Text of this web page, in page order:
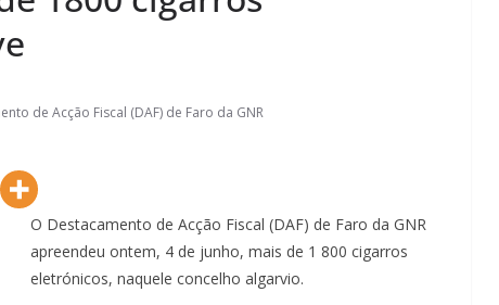
de Acção Fiscal (DAF) de Faro da GNR
O Destacamento de Acção Fiscal (DAF) de Faro da GNR
apreendeu ontem, 4 de junho, mais de 1 800 cigarros
eletrónicos, naquele concelho algarvio.